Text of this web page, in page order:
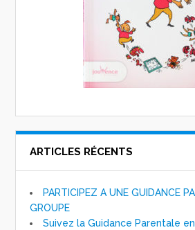
ARTICLES RÉCENTS
PARTICIPEZ A UNE GUIDANCE
GROUPE
Suivez la Guidance Parentale